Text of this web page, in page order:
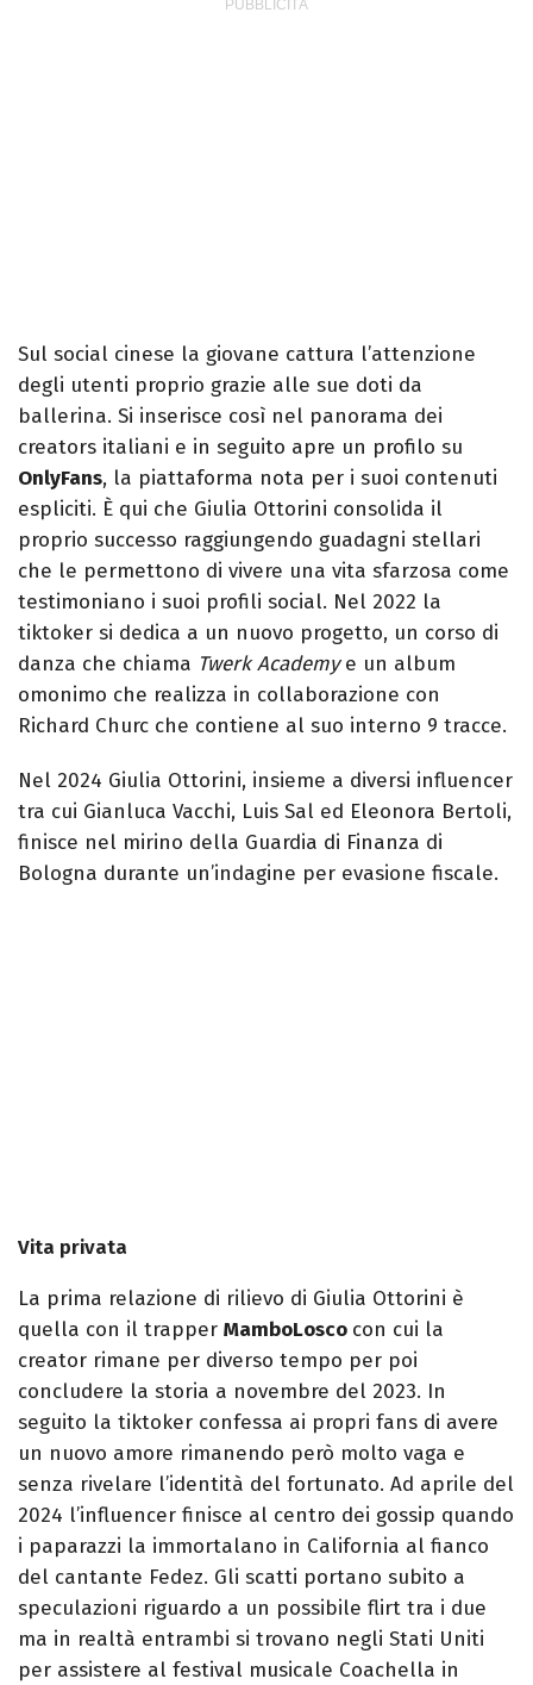
Sul social cinese la giovane cattura l’attenzione
degli utenti proprio grazie alle sue doti da
ballerina. Si inserisce così nel panorama dei
creators italiani e in seguito apre un profilo su
OnlyFans, la piattaforma nota per i suoi contenuti
espliciti. È qui che Giulia Ottorini consolida il
proprio successo raggiungendo guadagni stellari
che le permettono di vivere una vita sfarzosa come
testimoniano i suoi profili social. Nel 2022 la
tiktoker si dedica a un nuovo progetto, un corso di
danza che chiama Twerk Academye un album
omonimo che realizza in collaborazione con
Richard Churc che contiene al suo interno 9 tracce.
Nel 2024 Giulia Ottorini, insieme a diversi influencer
tra cui Gianluca Vacchi, Luis Sal ed Eleonora Bertoli,
finisce nel mirino della Guardia di Finanza di
Bologna durante un’indagine per evasione fiscale.
Vita privata
La prima relazione di rilievo di Giulia Ottorini è
quella con il trapper MamboLosco con cui la
creator rimane per diverso tempo per poi
concludere la storia a novembre del 2023. In
seguito la tiktoker confessa ai propri fans di avere
un nuovo amore rimanendo però molto vaga e
senza rivelare l’identità del fortunato. Ad aprile del
2024 l’influencer finisce al centro dei gossip quando
i paparazzi la immortalano in California al fianco
del cantante Fedez. Gli scatti portano subito a
speculazioni riguardo a un possibile flirt tra i due
ma in realtà entrambi si trovano negli Stati Uniti
per assistere al festival musicale Coachella in